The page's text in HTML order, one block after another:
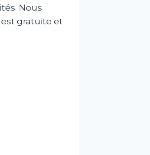
Nous
gratuite et